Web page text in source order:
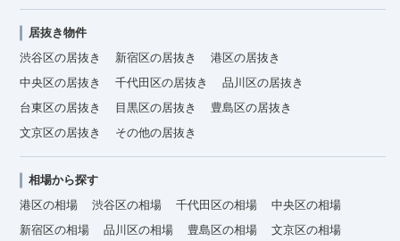
居抜き物件
渋谷区の居抜き
新宿区の居抜き
港区の居抜き
中央区の居抜き
千代田区の居抜き
品川区の居抜き
台東区の居抜き
目黒区の居抜き
豊島区の居抜き
文京区の居抜き
その他の居抜き
相場から探す
港区の相場
渋谷区の相場 千代田区の相場
中央区の相場
新宿区の相場
品川区の相場 豊島区の相場
文京区の相場